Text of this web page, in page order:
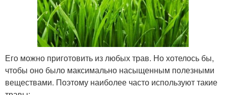
Его можно приготовить из любых трав. Но хотелось бы,
чтобы оно было максимально насыщенным полезными
веществами. Поэтому наиболее часто используют такие